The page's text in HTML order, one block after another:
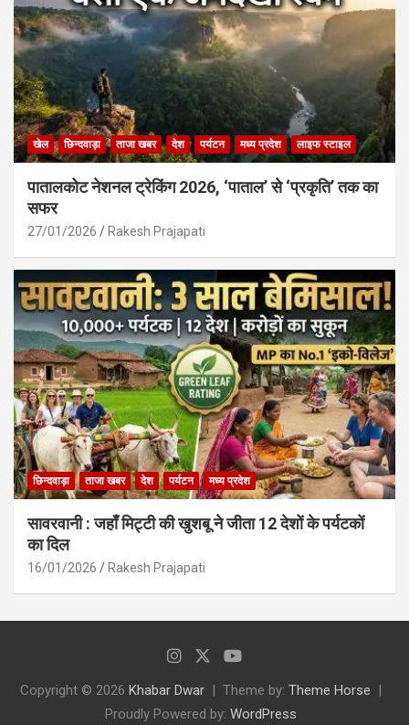
खेल छिन्दवाड़ा ताजा खबर देश पर्यटन मध्य प्रदेश लाइफ स्टाइल
पातालकोट नेशनल ट्रेकिंग 2026, ‘पाताल’ से ‘प्रकृति’ तक का
सफर
27/01/2026 Rakesh Prajapati
छिन्दवाड़ा ताजा खबर देश पर्यटन मध्य प्रदेश
सावरवानी : जहाँ मिट्टी की खुशबू ने जीता 12 देशों के पर्यटकों
का दिल
16/01/2026 Rakesh Prajapati
Copyright © 2026 Khabar Dwar Theme by: Theme Horse
Proudly Powered by: WordPress